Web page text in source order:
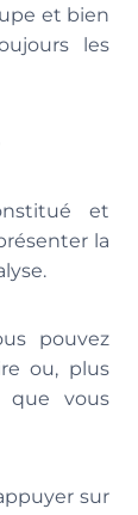
et bien
les
et
la
pouvez
ou, plus
que vous
sur